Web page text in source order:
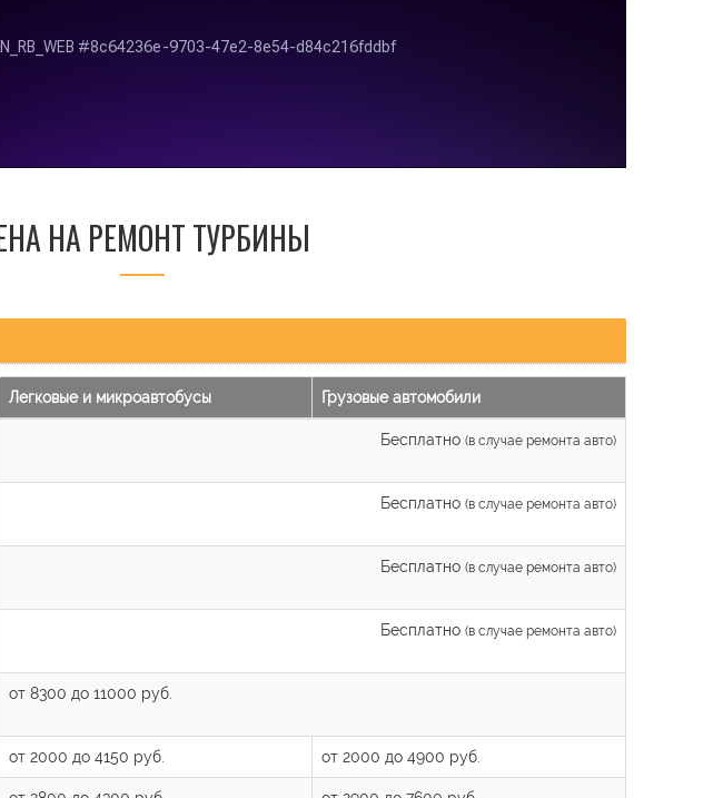
НА РЕМОНТ ТУРБИНЫ
Легковые и микроавтобусы Грузовые автомобили
Бесплатно (в случае ремонта авто)
Бесплатно (в случае ремонта авто)
Бесплатно (в случае ремонта авто)
Бесплатно (в случае ремонта авто)
от 8300 до 11000 руб.
от 2000 до 4150 руб. от 2000 до 4900 руб.